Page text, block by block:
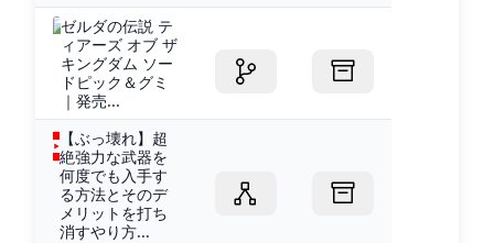
ゼルダの伝説 テ
ィアーズ オブ ザ
キングダム ソー
ドピック＆グミ
｜発売...
【ぶっ壊れ】超
絶強力な武器を
何度でも入手す
る方法とそのデ
メリットを打ち
消すやり方...